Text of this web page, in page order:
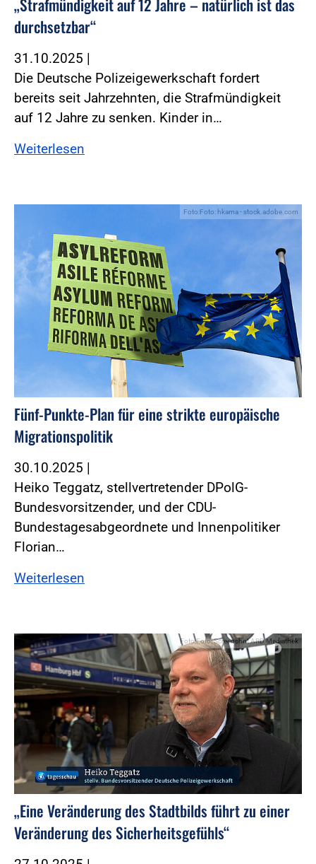
durchsetzbar“
31.10.2025 |
Die Deutsche Polizeigewerkschaft fordert
bereits seit Jahrzehnten, die Strafmündigkeit
auf 12 Jahre zu senken. Kinder in…
Weiterlesen
Foto:Foto: hkama - stock.adobe.com
Fünf-Punkte-Plan für eine strikte europäische
Migrationspolitik
30.10.2025 |
Heiko Teggatz, stellvertretender DPolG-
Bundesvorsitzender, und der CDU-
Bundestagesabgeordnete und Innenpolitiker
Florian…
Weiterlesen
Foto:Foto: Screenshot ARD Mediathek
„Eine Veränderung des Stadtbilds führt zu einer
Veränderung des Sicherheitsgefühls“